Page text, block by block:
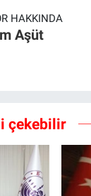
HAKKINDA
Aşüt
çekebilir